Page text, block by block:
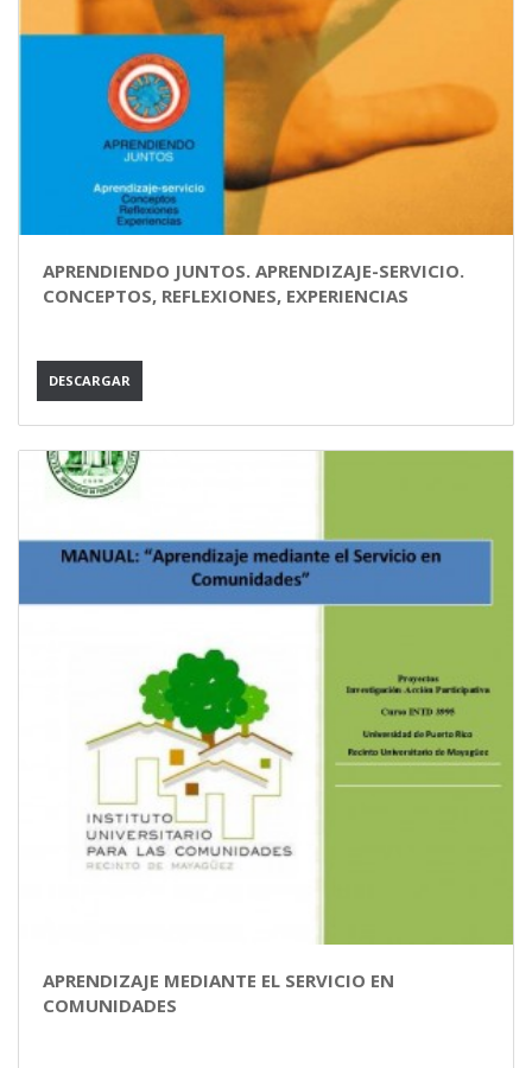
APRENDIENDO JUNTOS. APRENDIZAJE-SERVICIO.
CONCEPTOS, REFLEXIONES, EXPERIENCIAS
DESCARGAR
APRENDIZAJE MEDIANTE EL SERVICIO EN
COMUNIDADES